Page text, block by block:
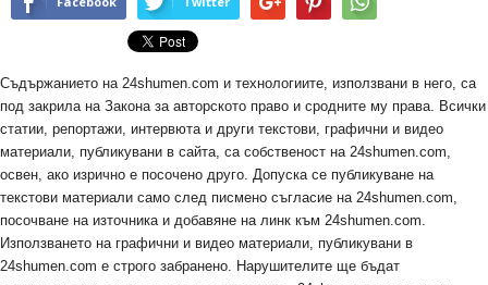
Съдържанието на 24shumen.com и технологиите, използвани в него, са
под закрила на Закона за авторското право и сродните му права. Всички
статии, репортажи, интервюта и други текстови, графични и видео
материали, публикувани в сайта, са собственост на 24shumen.com,
освен, ако изрично е посочено друго. Допуска се публикуване на
текстови материали само след писмено съгласие на 24shumen.com,
посочване на източника и добавяне на линк към 24shumen.com.
Използването на графични и видео материали, публикувани в
24shumen.com е строго забранено. Нарушителите ще бъдат